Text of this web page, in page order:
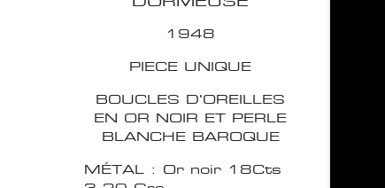
1948
PIECE UNIQUE
BOUCLES D'OREILLES
EN OR NOIR ET PERLE
BLANCHE BAROQUE
MÉTAL : Or noir 18Cts